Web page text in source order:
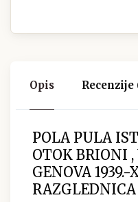
Opis Recenzije
POLA PULA
OTOK BRIONI ,
GENOVA
RAZGLEDNICA